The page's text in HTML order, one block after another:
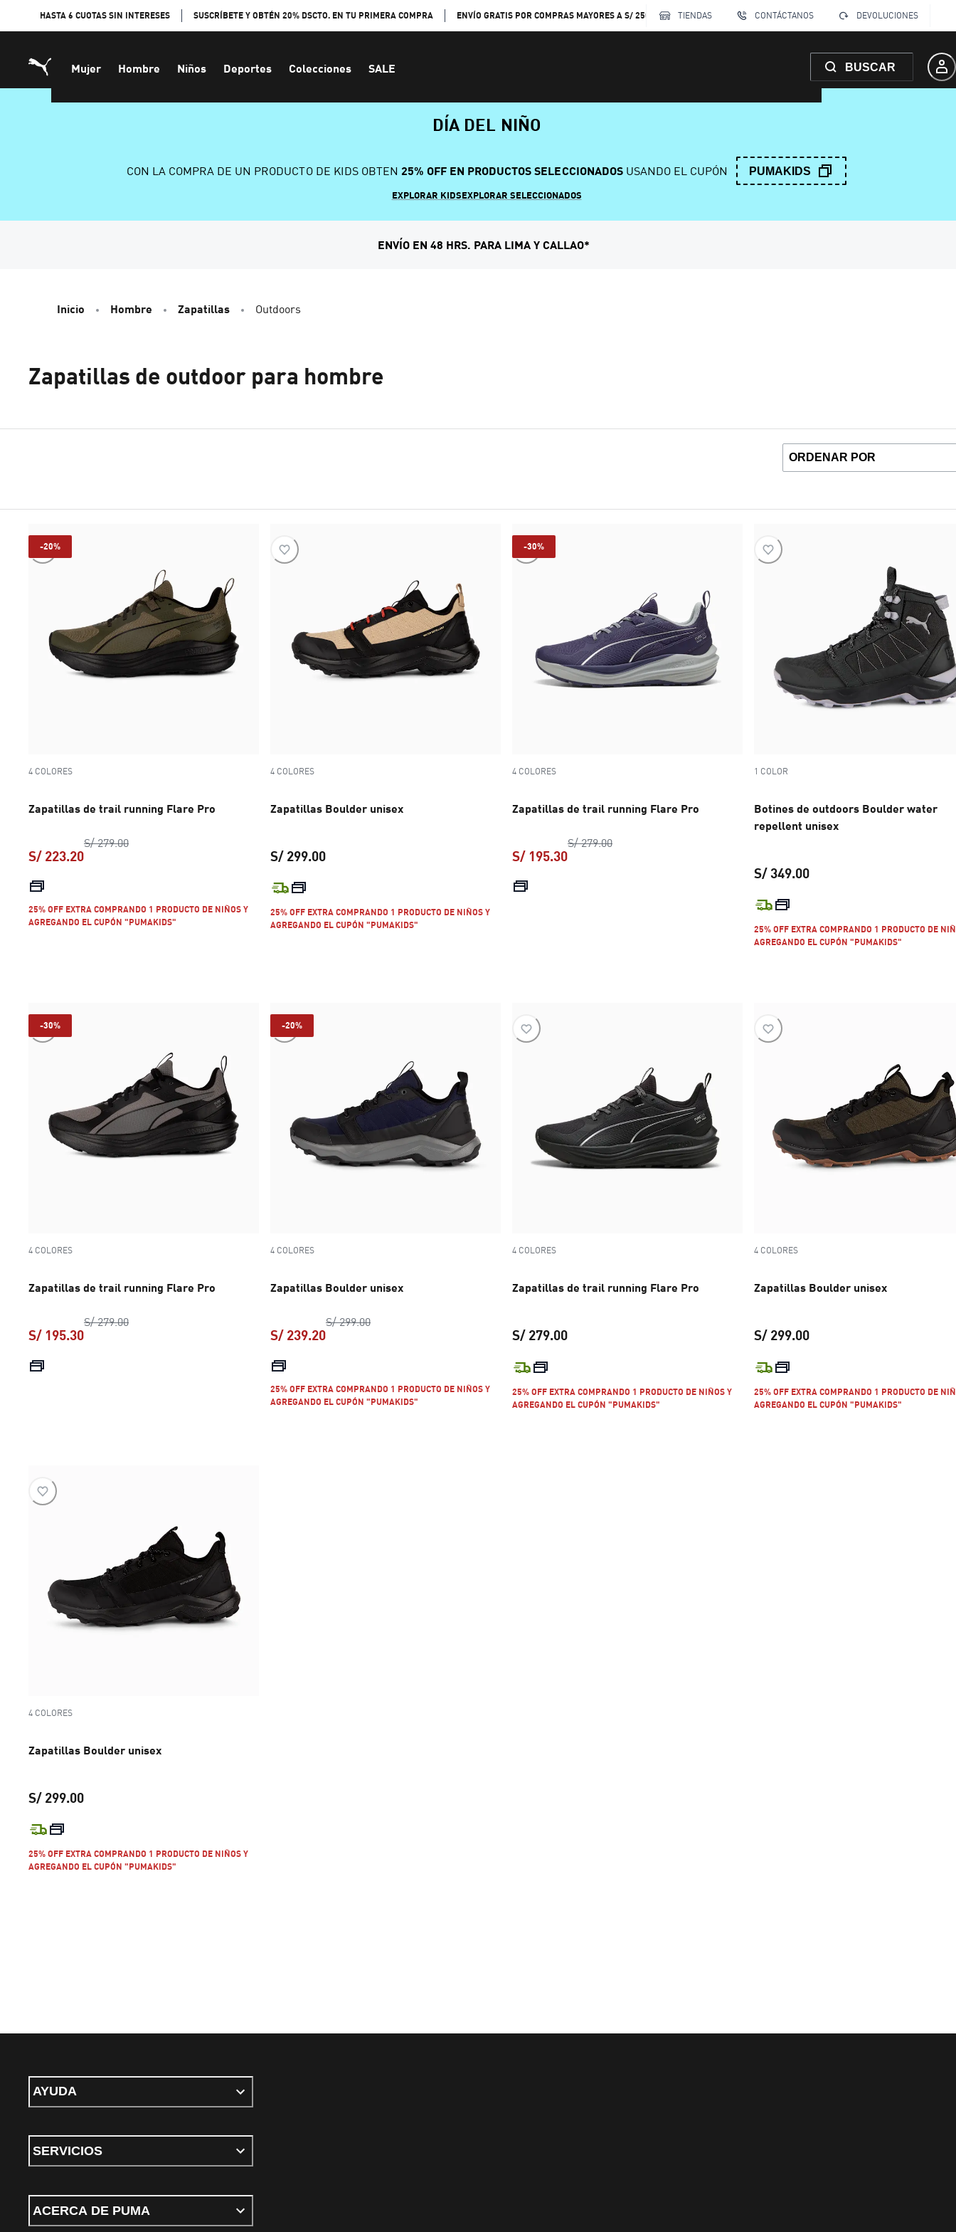
HASTA 6 CUOTAS SIN INTERESES SUSCRÍBETE Y OBTÉN 20% DSCTO. EN TU PRIMERA COMPRA ENVÍO GRATIS POR COMPRAS MAYORES A S/ 250 TIENDAS CONTÁCTANOS DEVOLUCIONES
Mujer Hombre Niños Deportes Colecciones SALE BUSCAR
DÍA DEL NIÑO
CON LA COMPRA DE UN PRODUCTO DE KIDS OBTEN 25% OFF EN PRODUCTOS SELECCIONADOSUSANDO EL CUPÓN PUMAKIDS
EXPLORAR KIDSEXPLORAR SELECCIONADOS
ENVÍO EN 48 HRS. PARA LIMA Y CALLAO*
Inicio Hombre Zapatillas Outdoors
Zapatillas de outdoor para hombre
-20%
4 COLORES
Zapatillas de trail running Flare Pro
S/ 279.00precio original S/ 279.00
S/ 223.20
25% OFF EXTRA COMPRANDO 1 PRODUCTO DE NIÑOS Y
AGREGANDO EL CUPÓN "PUMAKIDS"
4 COLORES
Zapatillas Boulder unisex
S/ 299.00
25% OFF EXTRA COMPRANDO 1 PRODUCTO DE NIÑOS Y
AGREGANDO EL CUPÓN "PUMAKIDS"
-30%
4 COLORES
Zapatillas de trail running Flare Pro
S/ 279.00precio original S/ 279.00
S/ 195.30
1 COLOR
Botines de outdoors Boulder water
repellent unisex
S/ 349.00
25% OFF EXTRA COMPRANDO 1 PRODUCTO DE
AGREGANDO EL CUPÓN "PUMAKIDS"
-30%
4 COLORES
Zapatillas de trail running Flare Pro
S/ 279.00precio original S/ 279.00
S/ 195.30
-20%
4 COLORES
Zapatillas Boulder unisex
S/ 299.00precio original S/ 299.00
S/ 239.20
25% OFF EXTRA COMPRANDO 1 PRODUCTO DE NIÑOS Y
AGREGANDO EL CUPÓN "PUMAKIDS"
4 COLORES
Zapatillas de trail running Flare Pro
S/ 279.00
25% OFF EXTRA COMPRANDO 1 PRODUCTO DE NIÑOS Y
AGREGANDO EL CUPÓN "PUMAKIDS"
4 COLORES
Zapatillas Boulder unisex
S/ 299.00
25% OFF EXTRA COMPRANDO 1 PRODUCTO DE
AGREGANDO EL CUPÓN "PUMAKIDS"
4 COLORES
Zapatillas Boulder unisex
S/ 299.00
25% OFF EXTRA COMPRANDO 1 PRODUCTO DE NIÑOS Y
AGREGANDO EL CUPÓN "PUMAKIDS"
AYUDA
SERVICIOS
ACERCA DE PUMA